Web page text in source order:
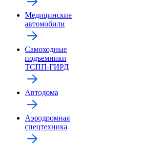
Медицинские
автомобили
Самоходные
подъемники
ТСПП-ГИРД
Автодома
Аэродромная
спецтехника